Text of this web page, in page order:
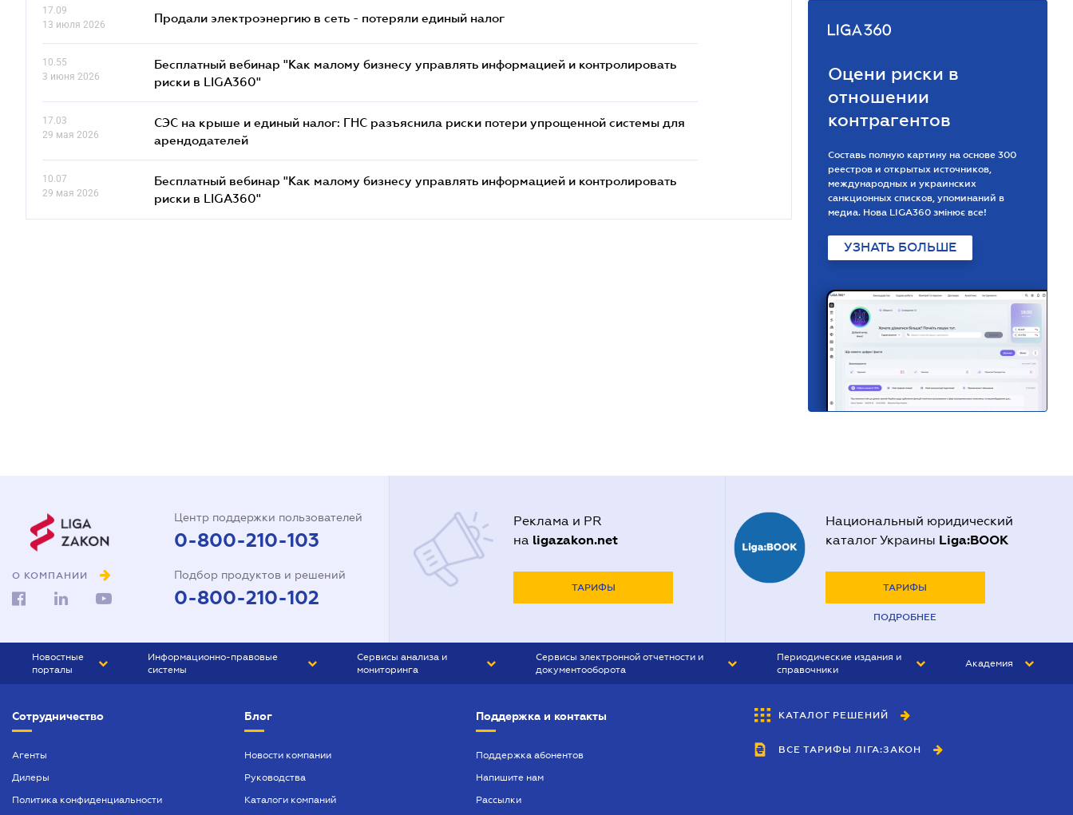
17.09
13 июля 2026
Продали электроэнергию в сеть - потеряли единый налог
10.55
3 июня 2026
Бесплатный вебинар "Как малому бизнесу управлять информацией и контролировать
риски в LIGA360"
17.03
29 мая 2026
СЭС на крыше и единый налог: ГНС разъяснила риски потери упрощенной системы для
арендодателей
10.07
29 мая 2026
Бесплатный вебинар "Как малому бизнесу управлять информацией и контролировать
риски в LIGA360"
Оцени риски в
отношении
контрагентов
Составь полную картину на основе 300
реестров и открытых источников,
международных и украинских
санкционных списков, упоминаний в
медиа. Нова LIGA360 змінює все!
УЗНАТЬ БОЛЬШЕ
О КОМПАНИИ
Центр поддержки пользователей
0-800-210-103
Подбор продуктов и решений
0-800-210-102
Реклама и PR
на ligazakon.net
ТАРИФЫ
Национальный юридический
каталог Украины Liga:BOOK
ТАРИФЫ
ПОДРОБНЕЕ
Новостные
порталы
БИЗНЕС
Информационно-правовые
системы
БУХГАЛТЕР ПРОФ
ЮРИСТ ПРОФ
Сервисы анализа и
мониторинга
Сервисы электронной отчетности и
документооборота
Периодические издания и
справочники
БУХГАЛТЕР&ЗАКОН
ВЕСТНИК МСФО
Академия
Сотрудничество
Агенты
Дилеры
Политика конфиденциальности
Блог
Новости компании
Руководства
Каталоги компаний
Поддержка и контакты
Поддержка абонентов
Напишите нам
Рассылки
КАТАЛОГ РЕШЕНИЙ
ВСЕ ТАРИФЫ ЛІГА:ЗАКОН